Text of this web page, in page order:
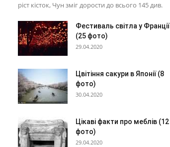
ріст кісток, Чун зміг дорости до всього 145 див.
Фестиваль світла у Франції
(25 фото)
29.04.2020
Цвітіння сакури в Японії (8
фото)
30.04.2020
Цікаві факти про меблів (12
фото)
29.04.2020